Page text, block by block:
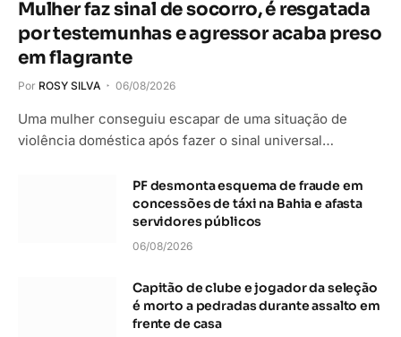
Mulher faz sinal de socorro, é resgatada
por testemunhas e agressor acaba preso
em flagrante
Por ROSY SILVA 06/08/2026
Uma mulher conseguiu escapar de uma situação de
violência doméstica após fazer o sinal universal…
PF desmonta esquema de fraude em
concessões de táxi na Bahia e afasta
servidores públicos
06/08/2026
Capitão de clube e jogador da seleção
é morto a pedradas durante assalto em
frente de casa